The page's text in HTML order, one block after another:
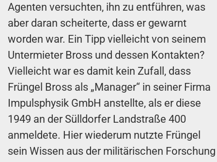
Agenten versuchten, ihn zu entführen, was
aber daran scheiterte, dass er gewarnt
worden war. Ein Tipp vielleicht von seinem
Untermieter Bross und dessen Kontakten?
Vielleicht war es damit kein Zufall, dass
Früngel Bross als „Manager“ in seiner Firma
Impulsphysik GmbH anstellte, als er diese
1949 an der Sülldorfer Landstraße 400
anmeldete. Hier wiederum nutzte Früngel
sein Wissen aus der militärischen Forschung